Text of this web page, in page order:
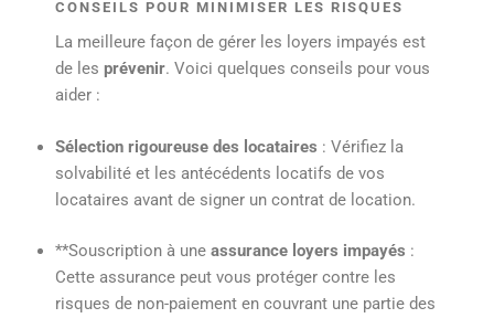
CONSEILS POUR MINIMISER LES RISQUES
La meilleure façon de gérer les loyers impayés est
de les prévenir. Voici quelques conseils pour vous
aider :
Sélection rigoureuse des locataires : Vérifiez la
solvabilité et les antécédents locatifs de vos
locataires avant de signer un contrat de location.
**Souscription à une assurance loyers impayés :
Cette assurance peut vous protéger contre les
risques de non-paiement en couvrant une partie des